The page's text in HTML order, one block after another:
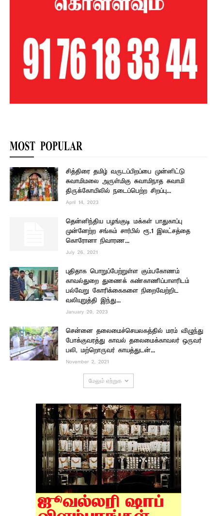
MOST POPULAR
சித்திரை தமிழ் வருடப்பிறப்பை முன்னிட்டு
சுவாமிமலை அருள்மிகு சுவாமிநாத சுவாமி
திருக்கோயிலில் நடைப்பெற்ற சிறப்பு...
April 14, 2023
தென்னிந்திய பழங்குடி மக்கள் பாதுகாப்பு
முன்னேற்ற சங்கம் சார்பில் ரூ.1 இலட்சத்தை
கொரோனா நிவாரண...
July 26, 2021
புதிதாக பொறுப்பேற்றுள்ள கும்பகோணம்
காவல்துறை துணைக் கண்காணிப்பாளரிடம்
பல்வேறு கோரிக்கைகளை நிறைவேற்றிட
வலியுறுத்தி இந்து...
January 20, 2023
சென்னை தலைமைச்செயலகத்தில் மரம் விழுந்து
போக்குவரத்து காவல் தலைமைக்காவலர் ஒருவர்
பலி, மற்றொருவர் காயத்துடன்...
November 2, 2021
மேலும் ஏற்றுக